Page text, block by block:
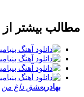
مطالب بیشتر از
بهادریعشق داغ من